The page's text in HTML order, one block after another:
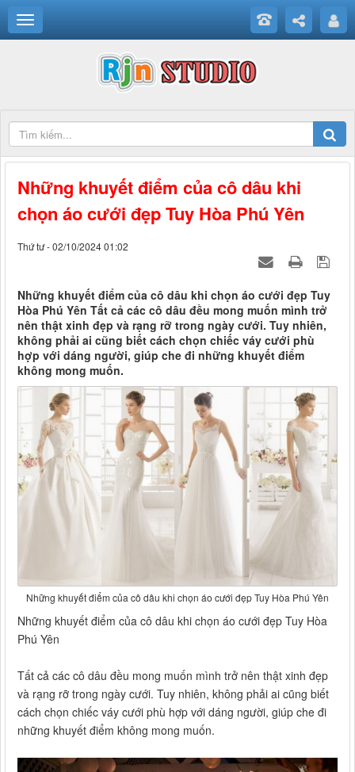
Những khuyết điểm của cô dâu khi
chọn áo cưới đẹp Tuy Hòa Phú Yên
Thứ tư - 02/10/2024 01:02
Những khuyết điểm của cô dâu khi chọn áo cưới đẹp Tuy
Hòa Phú Yên Tất cả các cô dâu đều mong muốn mình trở
nên thật xinh đẹp và rạng rỡ trong ngày cưới. Tuy nhiên,
không phải ai cũng biết cách chọn chiếc váy cưới phù
hợp với dáng người, giúp che đi những khuyết điểm
không mong muốn.
Những khuyết điểm của cô dâu khi chọn áo cưới đẹp Tuy Hòa Phú Yên
Những khuyết điểm của cô dâu khi chọn áo cưới đẹp Tuy Hòa
Phú Yên
Tất cả các cô dâu đều mong muốn mình trở nên thật xinh đẹp
và rạng rỡ trong ngày cưới. Tuy nhiên, không phải ai cũng biết
cách chọn chiếc váy cưới phù hợp với dáng người, giúp che đi
những khuyết điểm không mong muốn.